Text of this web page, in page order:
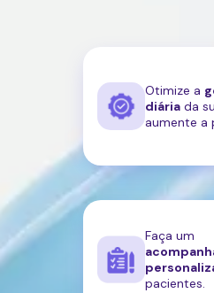
Otimize a
diária da
aumente a
Faça um
pacientes.